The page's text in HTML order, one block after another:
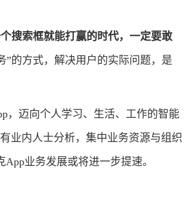
搜索框就能打赢的时代，一定要敢
”的方式，解决用户的实际问题，是
迈向个人学习、生活、工作的智能
业内人士分析，集中业务资源与组织
业务发展或将进一步提速。